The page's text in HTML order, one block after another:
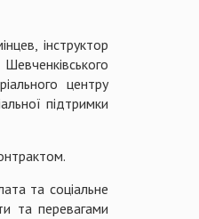
інструктор
центру
підтримки
та соціальне
та перевагами